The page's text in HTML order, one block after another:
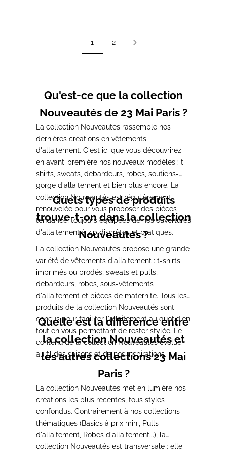
1 2
Qu'est-ce que la collection
Nouveautés de 23 Mai Paris ?
La collection Nouveautés rassemble nos
dernières créations en vêtements
d'allaitement. C'est ici que vous découvrirez
en avant-première nos nouveaux modèles : t-
shirts, sweats, débardeurs, robes, soutiens-
gorge d'allaitement et bien plus encore. La
collection Nouveautés est régulièrement
renouvelée pour vous proposer des pièces
tendance, toujours équipées de nos ouvertures
d'allaitement à zip discrètes et pratiques.
Quels types de produits
trouve-t-on dans la collection
Nouveautés ?
La collection Nouveautés propose une grande
variété de vêtements d'allaitement : t-shirts
imprimés ou brodés, sweats et pulls,
débardeurs, robes, sous-vêtements
d'allaitement et pièces de maternité. Tous les
produits de la collection Nouveautés sont
conçus pour faciliter l'allaitement au quotidien
tout en vous permettant de rester stylée. Le
contenu de la collection Nouveautés évolue
au fil des saisons et de nos inspirations.
Quelle est la différence entre
la collection Nouveautés et
les autres collections 23 Mai
Paris ?
La collection Nouveautés met en lumière nos
créations les plus récentes, tous styles
confondus. Contrairement à nos collections
thématiques (Basics à prix mini, Pulls
d'allaitement, Robes d'allaitement...), la
collection Nouveautés est transversale : elle